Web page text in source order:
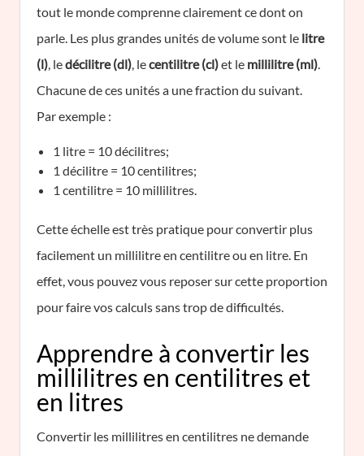
tout le monde comprenne clairement ce dont on
parle. Les plus grandes unités de volume sont le litre
(l), ledécilitre (dl), lecentilitre (cl)et le millilitre (ml).
Chacune de ces unités a une fraction du suivant.
Par exemple :
1 litre = 10 décilitres;
1 décilitre = 10 centilitres;
1 centilitre = 10 millilitres.
Cette échelle est très pratique pour convertir plus
facilement un millilitre en centilitre ou en litre. En
effet, vous pouvez vous reposer sur cette proportion
pour faire vos calculs sans trop de difficultés.
Apprendre à convertir les
millilitres en centilitres et
en litres
Convertir les millilitres en centilitres ne demande